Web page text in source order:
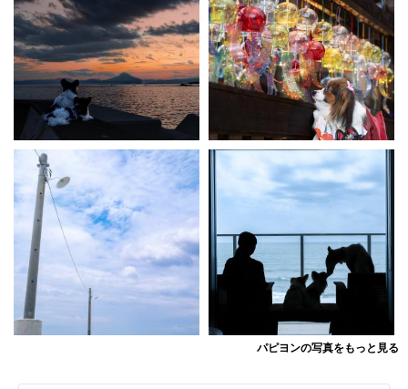
パピヨンの写真をもっと見る